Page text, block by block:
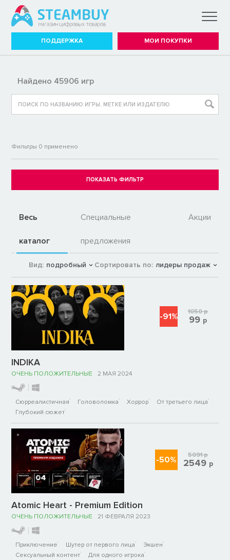
ПОДДЕРЖКА МОИ ПОКУПКИ
Найдено 45906 игр
Фильтры 0 применено
Весь
каталог
Специальные
предложения
Акции
Вид: подробный Сортировать по: лидеры продаж
INDIKA
ОЧЕНЬ ПОЛОЖИТЕЛЬНЫЕ 2 МАЯ 2024
Сюрреалистичная Головоломка Хоррор
От третьего лица
Глубокий сюжет
-91% 1050р
99 р
Atomic Heart - Premium Edition
ОЧЕНЬ ПОЛОЖИТЕЛЬНЫЕ 21 ФЕВРАЛЯ 2023
Приключение Шутер от первого лица
Экшен
Сексуальный контент
Для одного игрока
-50% 5091р
2549 р